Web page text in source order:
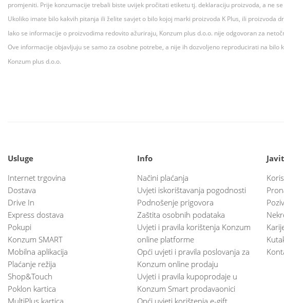
promjeniti. Prije konzumacije trebali biste uvijek pročitati etiketu tj. deklaraciju proizvoda, a ne
Ukoliko imate bilo kakvih pitanja ili želite savjet o bilo kojoj marki proizvoda K Plus, ili
Iako se informacije o proizvodima redovito ažuriraju, Konzum plus d.o.o. nije odgovoran za
Ove informacije objavljuju se samo za osobne potrebe, a nije ih dozvoljeno reproducirati na
Konzum plus d.o.o.
Usluge
Internet trgovina
Dostava
Drive In
Express dostava
Pokupi
Konzum SMART
Mobilna aplikacija
Plaćanje režija
Shop&Touch
Poklon kartica
MultiPlus kartica
Info
Načini plaćanja
Uvjeti iskorištavanja pogodnosti
Podnošenje prigovora
Zaštita osobnih podataka
Uvjeti i pravila korištenja Konzum
online platforme
Opći uvjeti i pravila poslovanja za
Konzum online prodaju
Uvjeti i pravila kupoprodaje u
Konzum Smart prodavaonici
Opći uvjeti korištenja e-gift